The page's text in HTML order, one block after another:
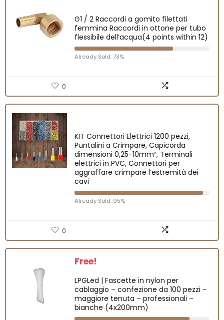
G1 / 2 Raccordi a gomito filettati
femmina Raccordi in ottone per tubo
flessibile dell’acqua(4 points within 12)
Already Sold: 73%
0
KIT Connettori Elettrici 1200 pezzi,
Puntalini a Crimpare, Capicorda
dimensioni 0,25-10mm², Terminali
elettrici in PVC, Connettori per
aggraffare crimpare l’estremità dei
cavi
Already Sold: 95%
0
Free!
LPGLed | Fascette in nylon per
cablaggio – confezione da 100 pezzi –
maggiore tenuta – professionali –
bianche (4x200mm)